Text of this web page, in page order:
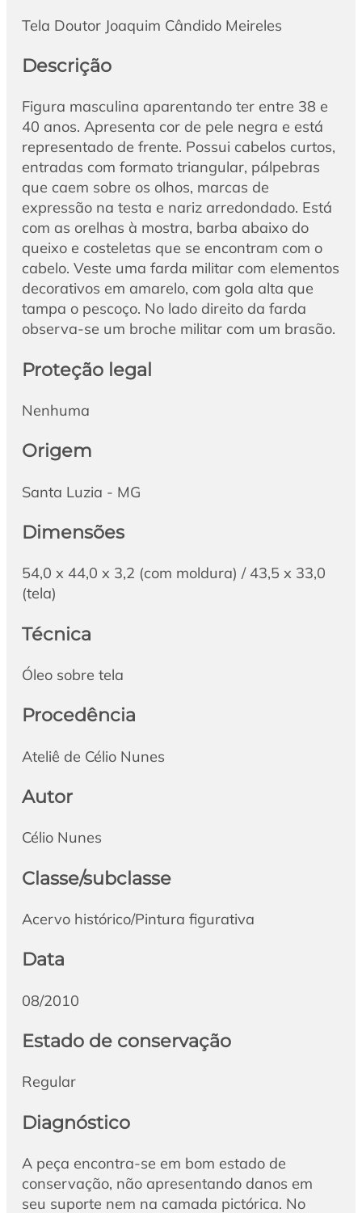
Tela Doutor Joaquim Cândido Meireles
Descrição
Figura masculina aparentando ter entre 38 e
40 anos. Apresenta cor de pele negra e está
representado de frente. Possui cabelos curtos,
entradas com formato triangular, pálpebras
que caem sobre os olhos, marcas de
expressão na testa e nariz arredondado. Está
com as orelhas à mostra, barba abaixo do
queixo e costeletas que se encontram com o
cabelo. Veste uma farda militar com elementos
decorativos em amarelo, com gola alta que
tampa o pescoço. No lado direito da farda
observa-se um broche militar com um brasão.
Proteção legal
Nenhuma
Origem
Santa Luzia - MG
Dimensões
54,0 x 44,0 x 3,2 (com moldura) / 43,5 x 33,0
(tela)
Técnica
Óleo sobre tela
Procedência
Ateliê de Célio Nunes
Autor
Célio Nunes
Classe/subclasse
Acervo histórico/Pintura figurativa
Data
08/2010
Estado de conservação
Regular
Diagnóstico
A peça encontra-se em bom estado de
conservação, não apresentando danos em
seu suporte nem na camada pictórica. No